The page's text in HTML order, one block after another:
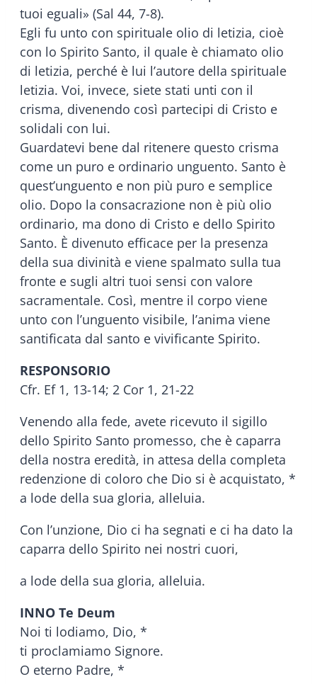
tuoi eguali» (Sal 44, 7-8).
Egli fu unto con spirituale olio di letizia, cioè
con lo Spirito Santo, il quale è chiamato olio
di letizia, perché è lui l’autore della spirituale
letizia. Voi, invece, siete stati unti con il
crisma, divenendo così partecipi di Cristo e
solidali con lui.
Guardatevi bene dal ritenere questo crisma
come un puro e ordinario unguento. Santo è
quest’unguento e non più puro e semplice
olio. Dopo la consacrazione non è più olio
ordinario, ma dono di Cristo e dello Spirito
Santo. È divenuto efficace per la presenza
della sua divinità e viene spalmato sulla tua
fronte e sugli altri tuoi sensi con valore
sacramentale. Così, mentre il corpo viene
unto con l’unguento visibile, l’anima viene
santificata dal santo e vivificante Spirito.
RESPONSORIO
Cfr. Ef 1, 13-14; 2 Cor 1, 21-22
Venendo alla fede, avete ricevuto il sigillo
dello Spirito Santo promesso, che è caparra
della nostra eredità, in attesa della completa
redenzione di coloro che Dio si è acquistato, *
a lode della sua gloria, alleluia.
Con l’unzione, Dio ci ha segnati e ci ha dato la
caparra dello Spirito nei nostri cuori,
a lode della sua gloria, alleluia.
INNO Te Deum
Noi ti lodiamo, Dio, *
ti proclamiamo Signore.
O eterno Padre, *